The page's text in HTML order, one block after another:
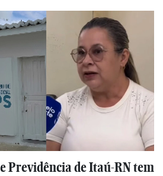
Previdência de Itaú-RN tem